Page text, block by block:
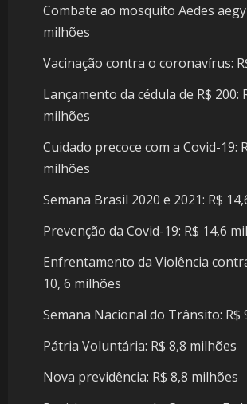
Combate ao mosquito Aedes
milhões
Vacinação contra o coronavírus:
Lançamento da cédula de R$ 200:
milhões
Cuidado precoce com a Covid-19:
milhões
Semana Brasil 2020 e 2021: R$
Prevenção da Covid-19: R$ 14,6
Enfrentamento da Violência
10, 6 milhões
Semana Nacional do Trânsito: R$
Pátria Voluntária: R$ 8,8 milhões
Nova previdência: R$ 8,8 milhões